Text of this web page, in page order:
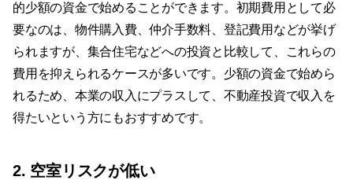
的少額の資金で始めることができます。初期費用として必
要なのは、物件購入費、仲介手数料、登記費用などが挙げ
られますが、集合住宅などへの投資と比較して、これらの
費用を抑えられるケースが多いです。少額の資金で始めら
れるため、本業の収入にプラスして、不動産投資で収入を
得たいという方にもおすすめです。
2. 空室リスクが低い